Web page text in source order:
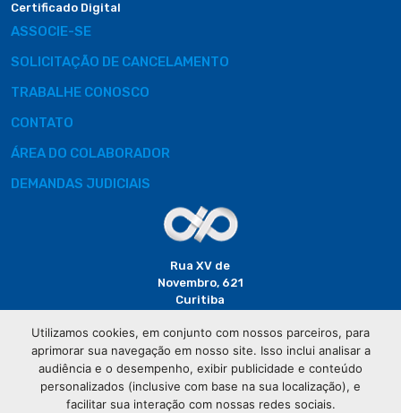
Certificado Digital
ASSOCIE-SE
SOLICITAÇÃO DE CANCELAMENTO
TRABALHE CONOSCO
CONTATO
ÁREA DO COLABORADOR
DEMANDAS JUDICIAIS
Rua XV de
Novembro, 621
Curitiba
(41) 3320-
2929
Utilizamos cookies, em conjunto com nossos parceiros, para
aprimorar sua navegação em nosso site. Isso inclui analisar a
audiência e o desempenho, exibir publicidade e conteúdo
personalizados (inclusive com base na sua localização), e
facilitar sua interação com nossas redes sociais.